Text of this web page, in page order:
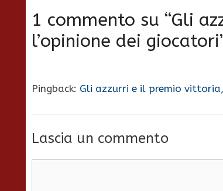
1 commento su “Gli
l’opinione dei
Pingback: Gli azzurri e il premio
Lascia un commento